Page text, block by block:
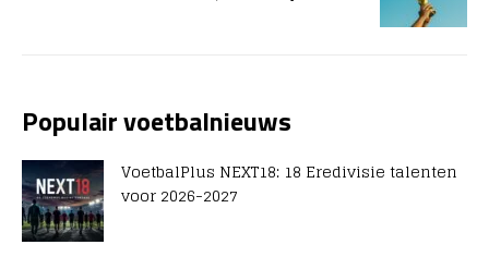
Populair voetbalnieuws
VoetbalPlus NEXT18: 18 Eredivisie talenten
voor 2026-2027